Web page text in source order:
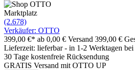
Marktplatz
(2.678)
Verkäufer: OTTO
399,00 €* ab 0,00 € Versand 399,00 €
Lieferzeit: lieferbar - in 1-2 Werktagen
30 Tage kostenfreie Rücksendung
GRATIS Versand mit OTTO UP